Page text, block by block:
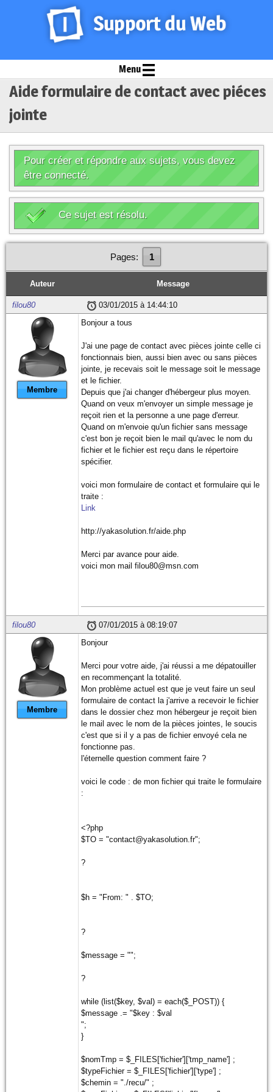
Menu
Aide formulaire de contact avec piéces
jointe
Pour créer et répondre aux sujets, vous devez
être connecté.
Ce sujet est résolu.
Pages: 1
Auteur Message
filou80 03/01/2015 à 14:44:10
Membre
Bonjour a tous
J'ai une page de contact avec pièces jointe celle ci
fonctionnais bien, aussi bien avec ou sans pièces
jointe, je recevais soit le message soit le message
et le fichier.
Depuis que j'ai changer d'hébergeur plus moyen.
Quand on veux m'envoyer un simple message je
reçoit rien et la personne a une page d'erreur.
Quand on m'envoie qu'un fichier sans message
c'est bon je reçoit bien le mail qu'avec le nom du
fichier et le fichier est reçu dans le répertoire
spécifier.
voici mon formulaire de contact et formulaire qui le
traite :
Link
http://yakasolution.fr/aide.php
Merci par avance pour aide.
voici mon mail filou80@msn.com
filou80 07/01/2015 à 08:19:07
Membre
Bonjour
Merci pour votre aide, j'ai réussi a me dépatouiller
en recommençant la totalité.
Mon problème actuel est que je veut faire un seul
formulaire de contact la j'arrive a recevoir le fichier
dans le dossier chez mon hébergeur je reçoit bien
le mail avec le nom de la pièces jointes, le soucis
c'est que si il y a pas de fichier envoyé cela ne
fonctionne pas.
l'éternelle question comment faire ?
voici le code : de mon fichier qui traite le formulaire
:
<?php
$TO = "contact@yakasolution.fr";
?
$h = "From: " . $TO;
?
$message = "";
?
while (list($key, $val) = each($_POST)) {
$message .= "$key : $val
";
}
$nomTmp = $_FILES['fichier']['tmp_name'] ;
$typeFichier = $_FILES['fichier']['type'] ;
$chemin = "./recu/" ;